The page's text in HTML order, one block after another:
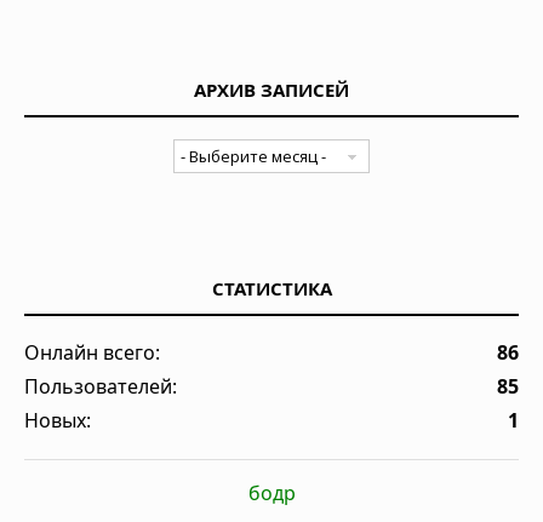
АРХИВ ЗАПИСЕЙ
СТАТИСТИКА
Онлайн всего:
86
Пользователей:
85
Новых:
1
бодр